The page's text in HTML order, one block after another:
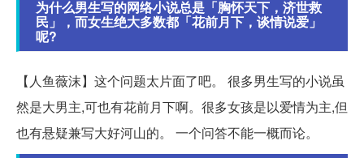
为什么男生写的网络小说总是「胸怀天下，济世救
民」，而女生绝大多数都「花前月下，谈情说爱」
呢?
【人鱼薇沫】这个问题太片面了吧。 很多男生写的小说虽
然是大男主,可也有花前月下啊。很多女孩是以爱情为主,但
也有悬疑兼写大好河山的。 一个问答不能一概而论。